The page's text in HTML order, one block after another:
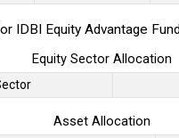
IDBI Equity Advantage
Equity Sector Allocation
Asset Allocation